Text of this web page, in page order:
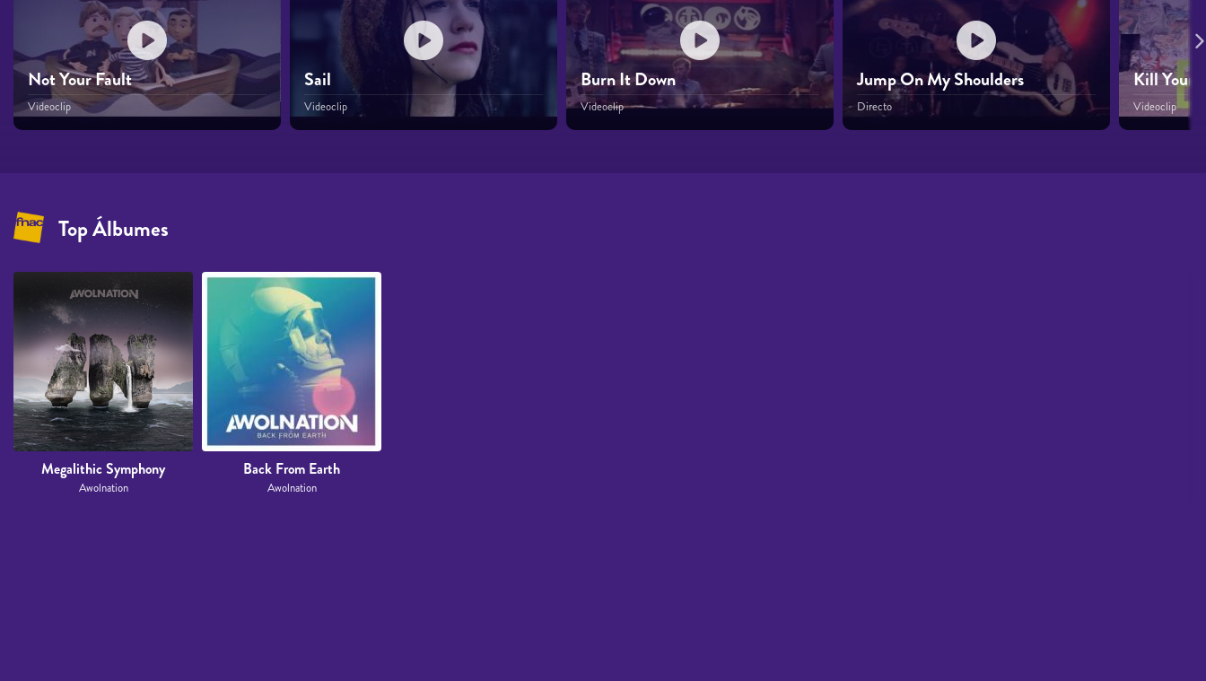
Not Your Fault
Videoclip
Sail
Videoclip
Burn It Down
Videoclip
Jump On My Shoulders
Directo
Kill Your
Videoclip
Top Álbumes
Megalithic Symphony
Awolnation
Back From Earth
Awolnation